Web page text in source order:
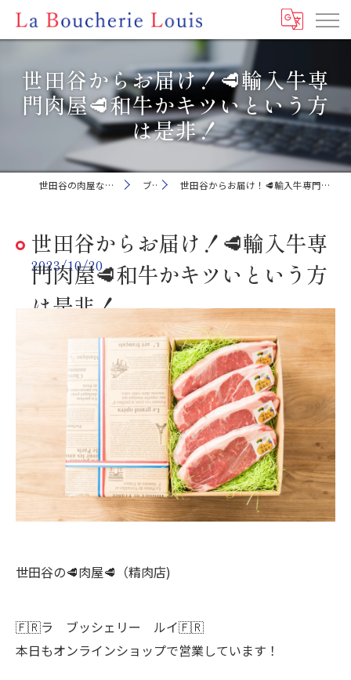
世田谷からお届け！🥩輸入牛専
門肉屋🥩和牛かキツいという方
は是非！
世田谷の肉屋ならLa Boucherie Louis ブログ 世田谷からお届け！🥩輸入牛専門肉屋🥩和牛かキツいという方は是非！
世田谷からお届け！🥩輸入牛専
門肉屋🥩和牛かキツいという方
は是非！
2023/10/20
世田谷の🥩肉屋🥩（精肉店)
🇫🇷ラ ブッシェリー ルイ🇫🇷
本日もオンラインショップで営業しています！